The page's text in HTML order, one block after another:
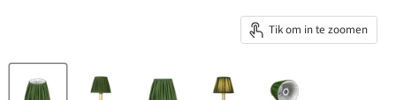
Tik om in te zoomen